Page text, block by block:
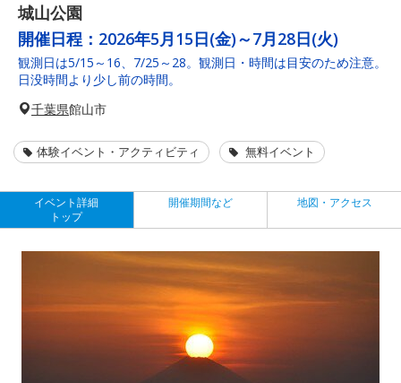
城山公園
開催日程： 2026年5月15日(金)～7月28日(火)
観測日は5/15～16、7/25～28。観測日・時間は目安のため注意。
日没時間より少し前の時間。
千葉県館山市
体験イベント・アクティビティ 無料イベント
イベント詳細
トップ
開催期間など 地図・アクセス